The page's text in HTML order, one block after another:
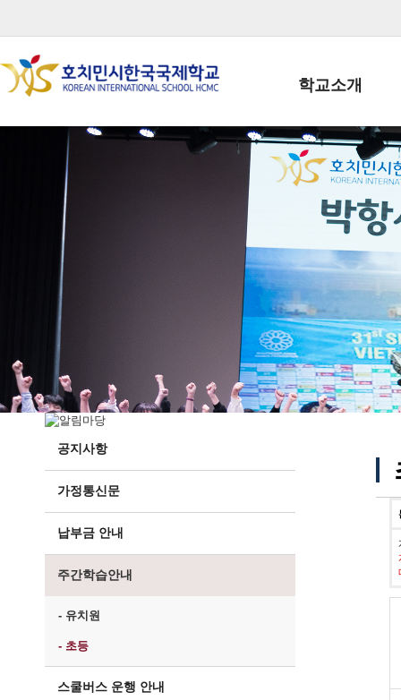
학교소개
학교장인사말
학생회장인사말
학교상징
학교 CI
교직원현황
학생현황
위치/전화
전경사진
공지사항
가정통신문
납부금 안내
주간학습안내
- 유치원
- 초등
스쿨버스 운행 안내